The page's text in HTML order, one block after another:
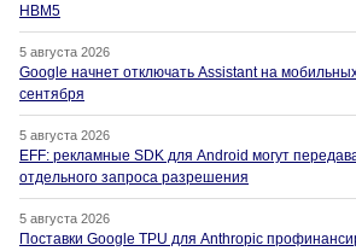
HBM5
5 августа 2026
Google начнет отключать Assistant на
сентября
5 августа 2026
EFF: рекламные SDK для Android могут
отдельного запроса разрешения
5 августа 2026
Поставки Google TPU для Anthropic